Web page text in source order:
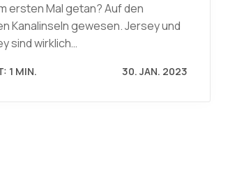
ersten Mal getan? Auf den
Kanalinseln gewesen. Jersey und
sind wirklich…
1 MIN. 30. JAN. 2023